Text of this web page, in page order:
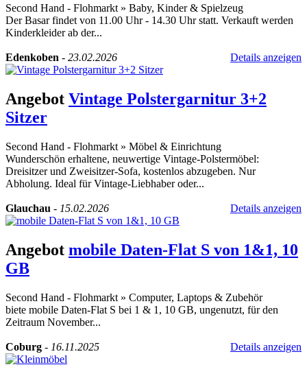
Second Hand - Flohmarkt » Baby, Kinder & Spielzeug
Der Basar findet von 11.00 Uhr - 14.30 Uhr statt. Verkauft werden
Kinderkleider ab der...
Edenkoben - 23.02.2026 Details anzeigen
Angebot Vintage Polstergarnitur 3+2
Sitzer
Second Hand - Flohmarkt » Möbel & Einrichtung
Wunderschön erhaltene, neuwertige Vintage-Polstermöbel:
Dreisitzer und Zweisitzer-Sofa, kostenlos abzugeben. Nur
Abholung. Ideal für Vintage-Liebhaber oder...
Glauchau - 15.02.2026 Details anzeigen
Angebot mobile Daten-Flat S von 1&1, 10
GB
Second Hand - Flohmarkt » Computer, Laptops & Zubehör
biete mobile Daten-Flat S bei 1 & 1, 10 GB, ungenutzt, für den
Zeitraum November...
Coburg - 16.11.2025 Details anzeigen